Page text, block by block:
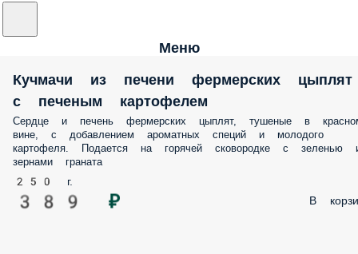
Меню
Кучмачи из печени фермерских цыплят
с печеным картофелем
Сердце и печень фермерских цыплят, тушеные в
вине, с добавлением ароматных специй и молодого
картофеля. Подается на горячей сковородке с зеленью
зернами граната
250 г.
389 ₽ В